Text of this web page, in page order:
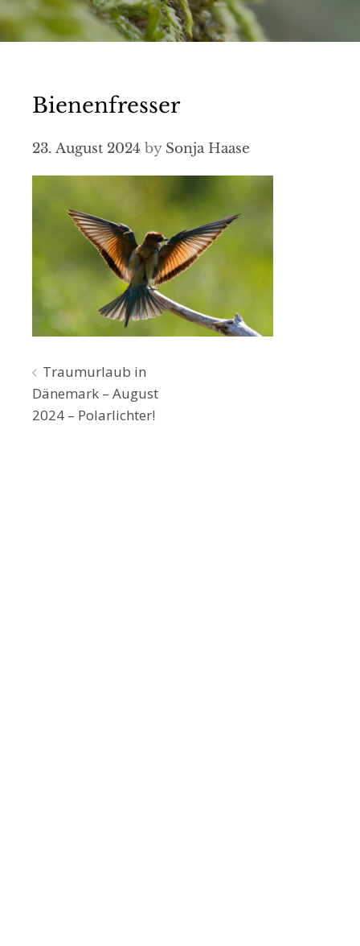
Bienenfresser
23. August 2024 by Sonja Haase
Beitragsnavigation
Traumurlaub in
Dänemark – August
2024 – Polarlichter!